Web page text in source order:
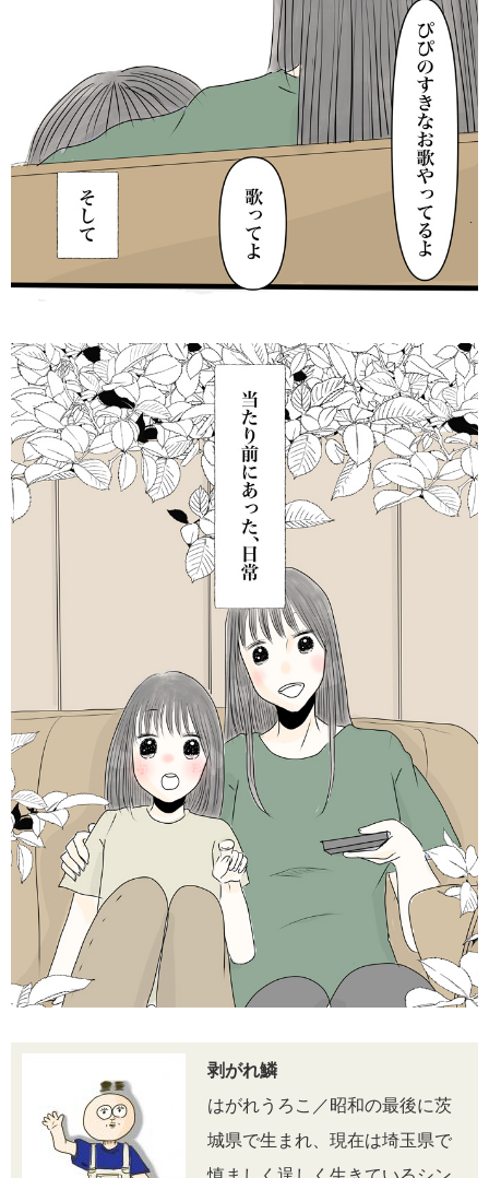
剥がれ鱗
はがれうろこ／昭和の最後に茨
城県で生まれ、現在は埼玉県で